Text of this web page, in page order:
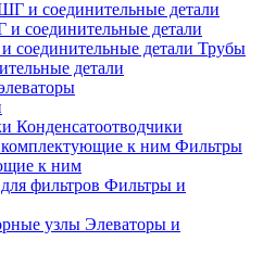
соединительные детали
Трубы
детали
Конденсатоотводчики
Фильтры
к ним
Фильтры и
Элеваторы и